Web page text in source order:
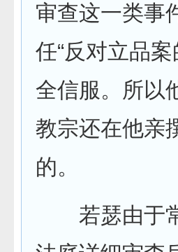
审查这一类事
任“反对立品
全信服。所以
教宗还在他亲
的。
若瑟由于常